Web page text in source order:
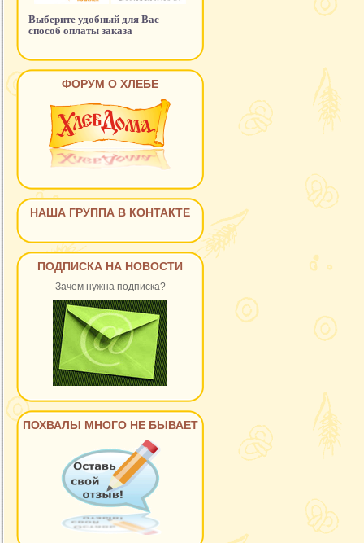
Выберите удобный для Вас
способ оплаты заказа
ФОРУМ О ХЛЕБЕ
НАША ГРУППА В КОНТАКТЕ
ПОДПИСКА НА НОВОСТИ
Зачем нужна подписка?
ПОХВАЛЫ МНОГО НЕ БЫВАЕТ